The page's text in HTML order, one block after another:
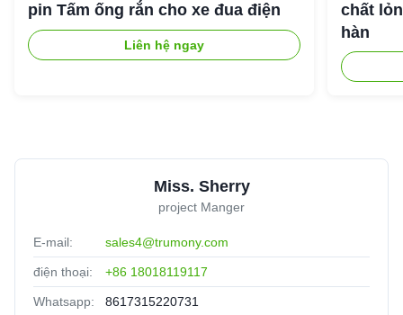
pin Tấm ống rắn cho xe đua điện
Liên hệ ngay
chất
hàn
Miss. Sherry
project Manger
E-mail: sales4@trumony.com
điện thoại: +86 18018119117
Whatsapp: 8617315220731